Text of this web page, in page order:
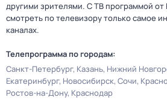
другими зрителями. С ТВ программой
смотреть по телевизору только самое
каналах.
Телепрограмма по городам:
Санкт-Петербург Казань Нижний
Екатеринбург Новосибирск Сочи
Ростов-на-Дону Краснодар